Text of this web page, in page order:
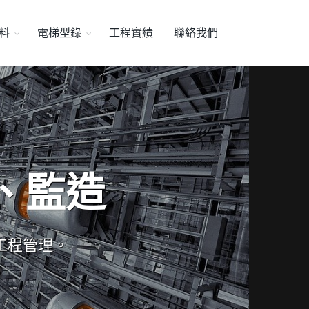
電梯型錄 工程實績 聯絡我們
監造
程管理。